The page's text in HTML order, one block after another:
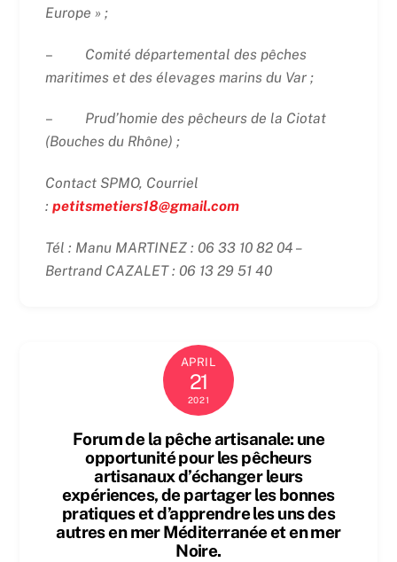
Europe » ;
– Comité départemental des pêches
maritimes et des élevages marins du Var ;
– Prud’homie des pêcheurs de la Ciotat
(Bouches du Rhône) ;
Contact SPMO, Courriel
: petitsmetiers18@gmail.com
Tél : Manu MARTINEZ : 06 33 10 82 04 –
Bertrand CAZALET : 06 13 29 51 40
APRIL
21
2021
Forum de la pêche artisanale: une
opportunité pour les pêcheurs
artisanaux d’échanger leurs
expériences, de partager les bonnes
pratiques et d’apprendre les uns des
autres en mer Méditerranée et en mer
Noire.